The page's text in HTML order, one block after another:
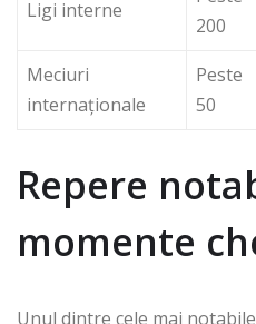
Ligi interne
200
Meciuri
internaționale
Peste
50
Repere
momente
Unul dintre cele mai